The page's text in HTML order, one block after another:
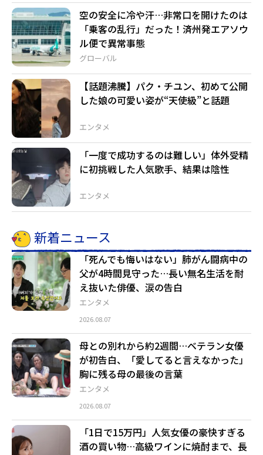
グローバル
空の安全に冷や汗…非常口を開けたのは
「乗客の乱行」だった！済州発エアソウ
ル便で異常事態
エンタメ
【話題沸騰】パク・チユン、初めて公開
した娘の可愛い姿が“天使級”と話題
エンタメ
「一度で成功するのは難しい」体外受精
に初挑戦した人気歌手、結果は陰性
新着ニュース
エンタメ
「死んでも悔いはない」肺がん闘病中の
父が4時間見守った…長い無名生活を耐
え抜いた俳優、涙の告白
2026.08.07
エンタメ
母との別れから約2週間…ベテラン女優
が初告白、「愛してると言えなかった」
胸に残る母の最後の言葉
2026.08.07
「1日で15万円」人気女優の豪快すぎる
酒の買い物…高級ワインに焼酎まで、長